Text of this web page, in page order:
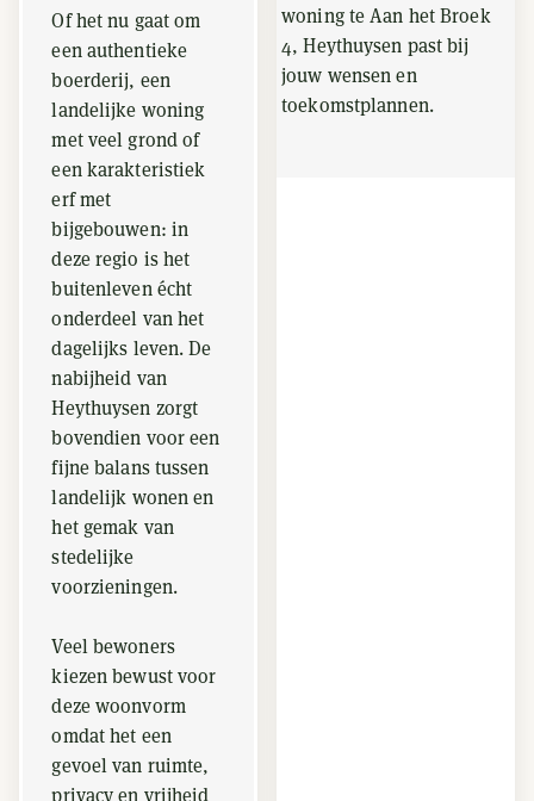
Of het nu gaat om
een authentieke
boerderij, een
landelijke woning
met veel grond of
een karakteristiek
erf met
bijgebouwen: in
deze regio is het
buitenleven écht
onderdeel van het
dagelijks leven. De
nabijheid van
Heythuysen zorgt
bovendien voor een
fijne balans tussen
landelijk wonen en
het gemak van
stedelijke
voorzieningen.
Veel bewoners
kiezen bewust voor
deze woonvorm
omdat het een
gevoel van ruimte,
privacy en vrijheid
woning te Aan het Broek
4, Heythuysen past bij
jouw wensen en
toekomstplannen.